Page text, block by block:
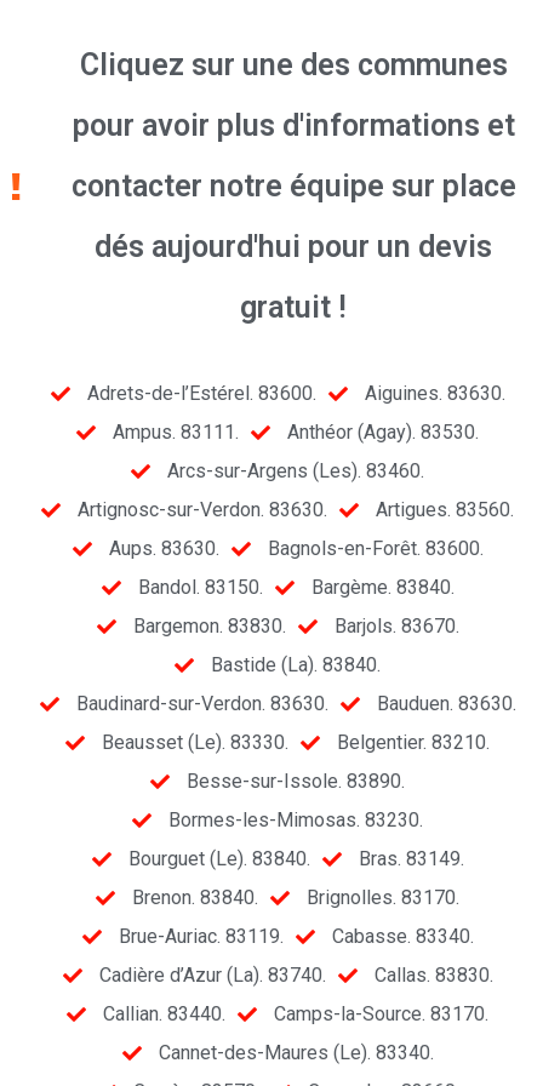
Cliquez sur une des communes
pour avoir plus d'informations et
contacter notre équipe sur place
dés aujourd'hui pour un devis
gratuit !
Adrets-de-l’Estérel. 83600.
Aiguines. 83630.
Ampus. 83111.
Anthéor (Agay). 83530.
Arcs-sur-Argens (Les). 83460.
Artignosc-sur-Verdon. 83630.
Artigues. 83560.
Aups. 83630.
Bagnols-en-Forêt. 83600.
Bandol. 83150.
Bargème. 83840.
Bargemon. 83830.
Barjols. 83670.
Bastide (La). 83840.
Baudinard-sur-Verdon. 83630.
Bauduen. 83630.
Beausset (Le). 83330.
Belgentier. 83210.
Besse-sur-Issole. 83890.
Bormes-les-Mimosas. 83230.
Bourguet (Le). 83840.
Bras. 83149.
Brenon. 83840.
Brignolles. 83170.
Brue-Auriac. 83119.
Cabasse. 83340.
Cadière d’Azur (La). 83740.
Callas. 83830.
Callian. 83440.
Camps-la-Source. 83170.
Cannet-des-Maures (Le). 83340.